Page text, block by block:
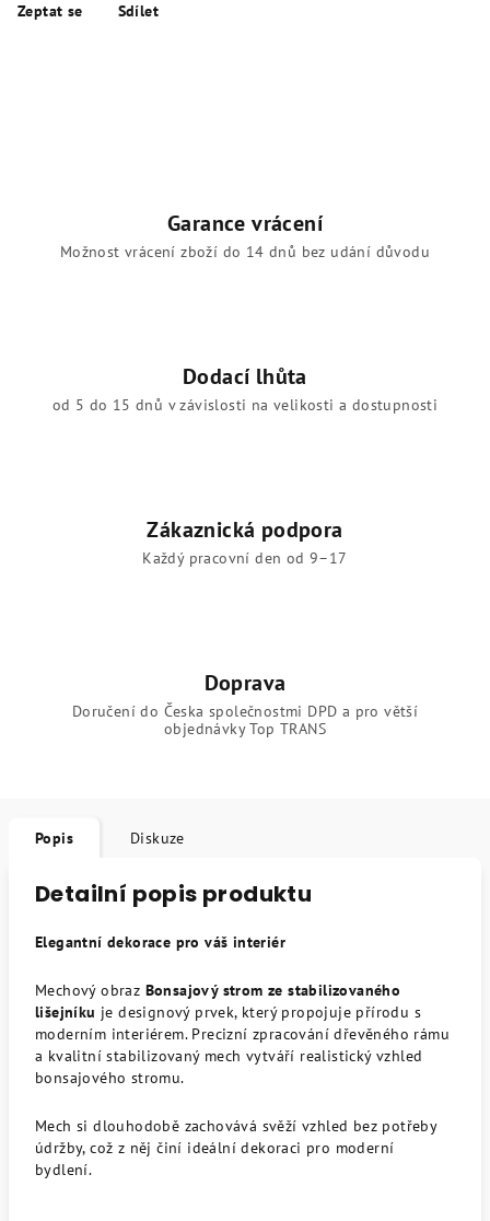
Zeptat se Sdílet
Garance vrácení
Možnost vrácení zboží do 14 dnů bez udání důvodu
Dodací lhůta
od 5 do 15 dnů v závislosti na velikosti a dostupnosti
Zákaznická podpora
Každý pracovní den od 9–17
Doprava
Doručení do Česka společnostmi DPD a pro větší
objednávky Top TRANS
Popis Diskuze
Detailní popis produktu
Elegantní dekorace pro váš interiér
Mechový obraz Bonsajový strom ze stabilizovaného
lišejníku je designový prvek, který propojuje přírodu s
moderním interiérem. Precizní zpracování dřevěného rámu
a kvalitní stabilizovaný mech vytváří realistický vzhled
bonsajového stromu.
Mech si dlouhodobě zachovává svěží vzhled bez potřeby
údržby, což z něj činí ideální dekoraci pro moderní
bydlení.